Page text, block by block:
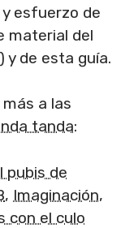
esfuerzo de
material del
y de esta guía.
a las
tanda:
pubis de
, Imaginación,
con el culo